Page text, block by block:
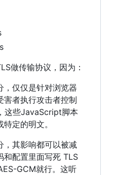
做传输协议，因为：
，仅仅是针对浏览器
害者执行攻击者控制
这些JavaScript脚本
定的明文。
，其影响都可以被减
和配置里面写死 TLS
GCM就行。这听